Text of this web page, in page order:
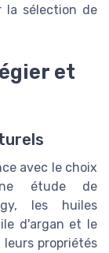
la sélection de
et
avec le choix
étude de
les huiles
d'argan et le
propriétés